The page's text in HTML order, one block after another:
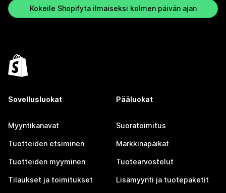
Kokeile Shopifyta ilmaiseksi kolmen päivän ajan
Sovellusluokat
Myyntikanavat
Tuotteiden etsiminen
Tuotteiden myyminen
Tilaukset ja toimitukset
Pääluokat
Suoratoimitus
Markkinapaikat
Tuotearvostelut
Lisämyynti ja tuotepaketit